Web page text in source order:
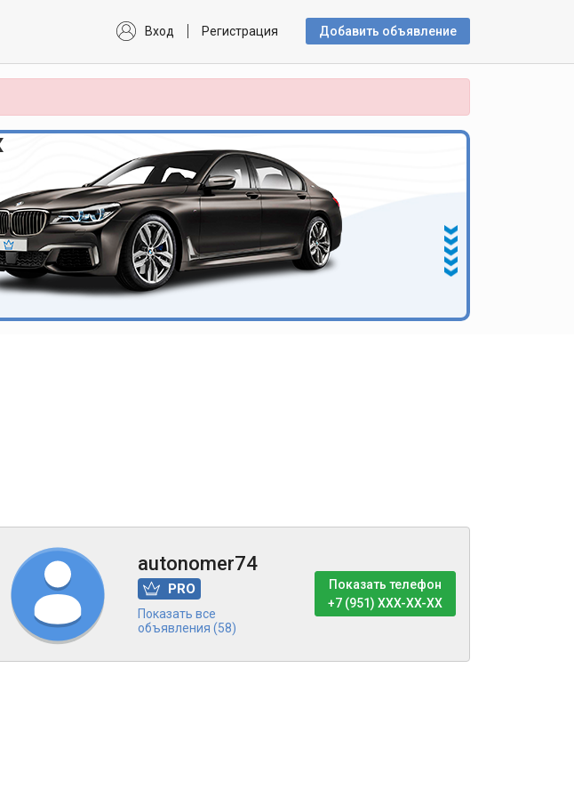
Вход Регистрация Добавить объявлениe
autonomer74
PRO
Показать все
объявления (58)
Показать телефон
+7 (951) XXX-XX-XX